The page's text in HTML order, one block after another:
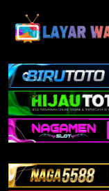
content